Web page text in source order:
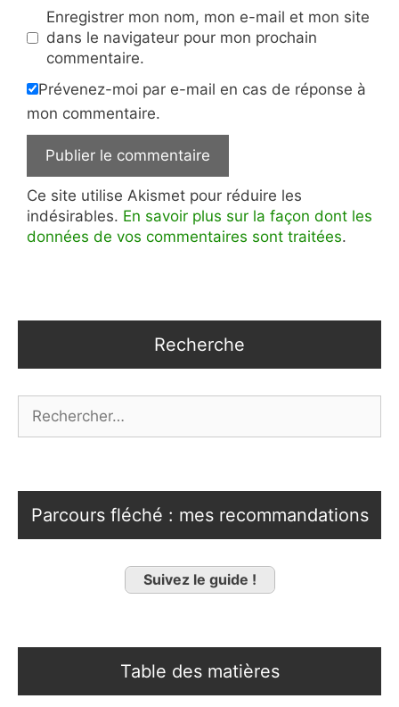
Enregistrer mon nom, mon e-mail et mon site
dans le navigateur pour mon prochain
commentaire.
Prévenez-moi par e-mail en cas de réponse à
mon commentaire.
Ce site utilise Akismet pour réduire les
indésirables. En savoir plus sur la façon dont les
données de vos commentaires sont traitées.
Recherche
Parcours fléché : mes recommandations
Suivez le guide !
Table des matières